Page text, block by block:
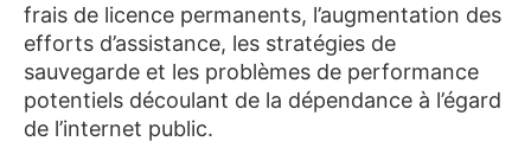
frais de licence permanents, l’augmentation des
efforts d’assistance, les stratégies de
sauvegarde et les problèmes de performance
potentiels découlant de la dépendance à l’égard
de l’internet public.